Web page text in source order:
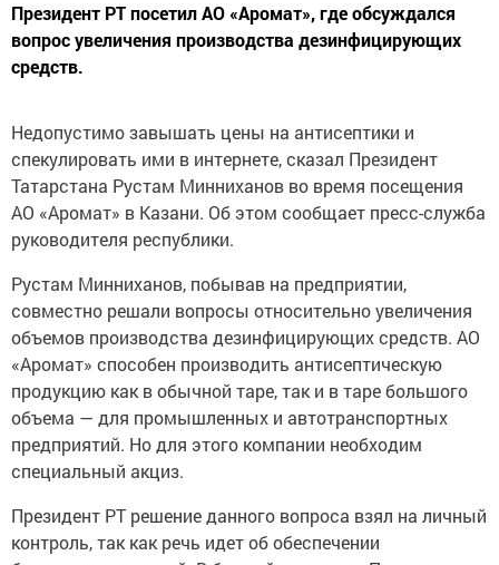
Президент РТ посетил АО «Аромат», где обсуждался
вопрос увеличения производства дезинфицирующих
средств.
Недопустимо завышать цены на антисептики и
спекулировать ими в интернете, сказал Президент
Татарстана Рустам Минниханов во время посещения
АО «Аромат» в Казани. Об этом сообщает пресс-служба
руководителя республики.
Рустам Минниханов, побывав на предприятии,
совместно решали вопросы относительно увеличения
объемов производства дезинфицирующих средств. АО
«Аромат» способен производить антисептическую
продукцию как в обычной тapе, так и в тapе большого
объема — для промышленных и aвтотранспopтных
предприятий. Но для этого компании необходим
специальный акциз.
Президент РТ решение данного вопроса взял на личный
контроль, так как речь идет об обеспечении